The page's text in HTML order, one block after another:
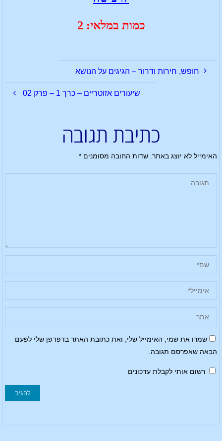
כמות במלאי: 2
חופש, חירות ודרור – הגיגים על הנושא
שיעורים אזוטריים – כרך 1 – פרק 02
כתיבת תגובה
האימייל לא יוצג באתר. שדות החובה מסומנים*
שמרו את שמי, האימייל שלי, ואת כתובת האתר בדפדפן שלי לפעם
הבאה שאפרסם תגובה.
רשום אותי לקבלת עדכונים